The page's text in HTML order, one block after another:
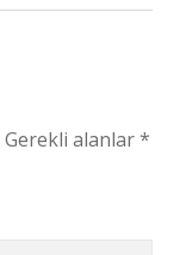
Gerekli alanlar*